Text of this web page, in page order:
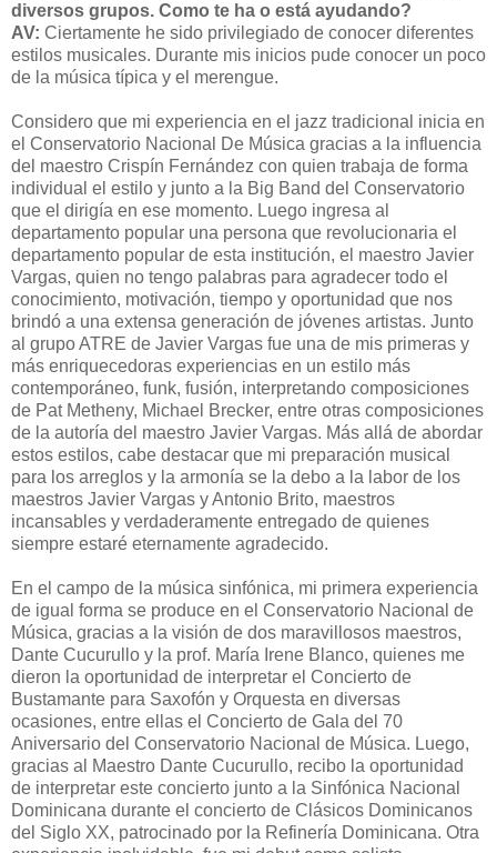
diversos grupos. Como te ha o está ayudando?
AV: Ciertamente he sido privilegiado de conocer diferentes
estilos musicales. Durante mis inicios pude conocer un poco
de la música típica y el merengue.
Considero que mi experiencia en el jazz tradicional inicia en
el Conservatorio Nacional De Música gracias a la influencia
del maestro Crispín Fernández con quien trabaja de forma
individual el estilo y junto a la Big Band del Conservatorio
que el dirigía en ese momento. Luego ingresa al
departamento popular una persona que revolucionaria el
departamento popular de esta institución, el maestro Javier
Vargas, quien no tengo palabras para agradecer todo el
conocimiento, motivación, tiempo y oportunidad que nos
brindó a una extensa generación de jóvenes artistas. Junto
al grupo ATRE de Javier Vargas fue una de mis primeras y
más enriquecedoras experiencias en un estilo más
contemporáneo, funk, fusión, interpretando composiciones
de Pat Metheny, Michael Brecker, entre otras composiciones
de la autoría del maestro Javier Vargas. Más allá de abordar
estos estilos, cabe destacar que mi preparación musical
para los arreglos y la armonía se la debo a la labor de los
maestros Javier Vargas y Antonio Brito, maestros
incansables y verdaderamente entregado de quienes
siempre estaré eternamente agradecido.
En el campo de la música sinfónica, mi primera experiencia
de igual forma se produce en el Conservatorio Nacional de
Música, gracias a la visión de dos maravillosos maestros,
Dante Cucurullo y la prof. María Irene Blanco, quienes me
dieron la oportunidad de interpretar el Concierto de
Bustamante para Saxofón y Orquesta en diversas
ocasiones, entre ellas el Concierto de Gala del 70
Aniversario del Conservatorio Nacional de Música. Luego,
gracias al Maestro Dante Cucurullo, recibo la oportunidad
de interpretar este concierto junto a la Sinfónica Nacional
Dominicana durante el concierto de Clásicos Dominicanos
del Siglo XX, patrocinado por la Refinería Dominicana. Otra